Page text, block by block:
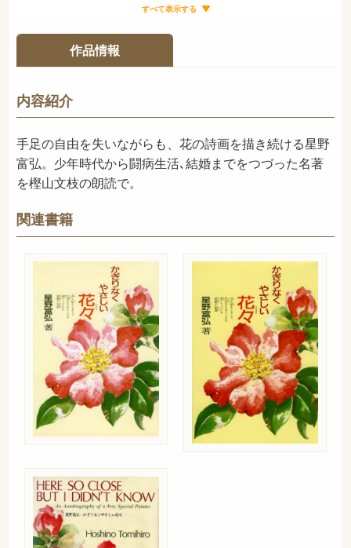
-ページ
ISBN 978-4-03-098020-4
NDC
発売日 2004年9月
その他の情報 CD２枚組
すべて表示する
作品情報
内容紹介
手足の自由を失いながらも、花の詩画を描き続ける星野
富弘。少年時代から闘病生活､結婚までをつづった名著
を樫山文枝の朗読で。
関連書籍